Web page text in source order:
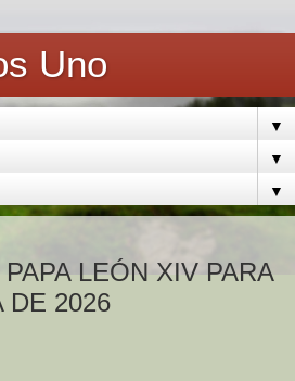
Uno
▼
▼
▼
LEÓN XIV PARA
DE 2026